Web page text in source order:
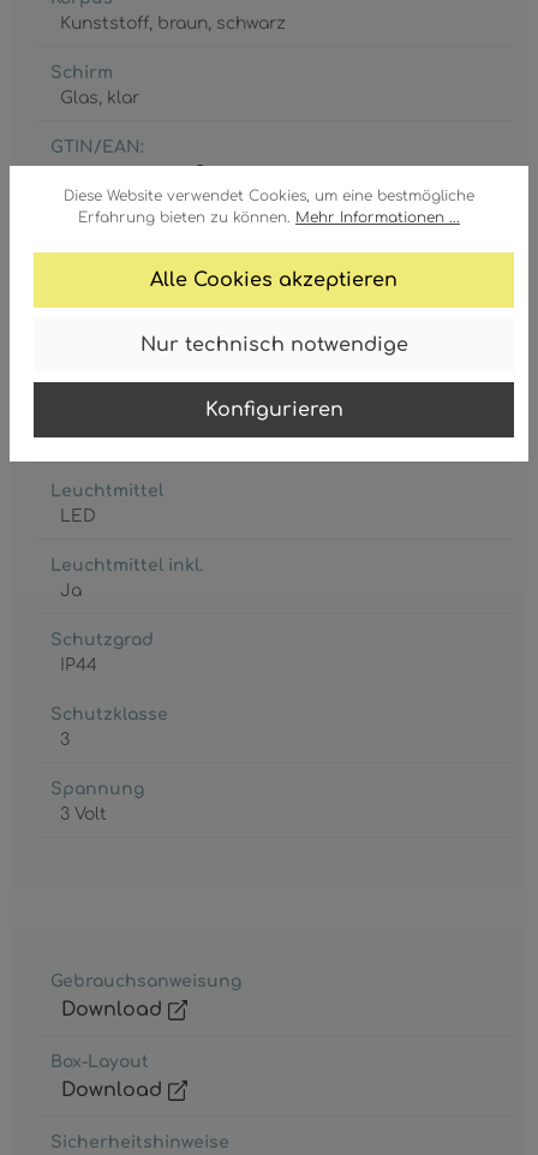
Diese Website verwendet Cookies, um eine bestmögliche
Erfahrung bieten zu können. Mehr Informationen ...
Alle Cookies akzeptieren
Nur technisch notwendige
Konfigurieren
Kunststoff, braun, schwarz
Schirm
Glas, klar
GTIN/EAN:
Leistungsaufnahme
0.06 Watt
Leuchtmittel
LED
Leuchtmittel inkl.
Ja
Schutzgrad
IP44
Schutzklasse
3
Spannung
3 Volt
Gebrauchsanweisung
Download
Box-Layout
Download
Sicherheitshinweise